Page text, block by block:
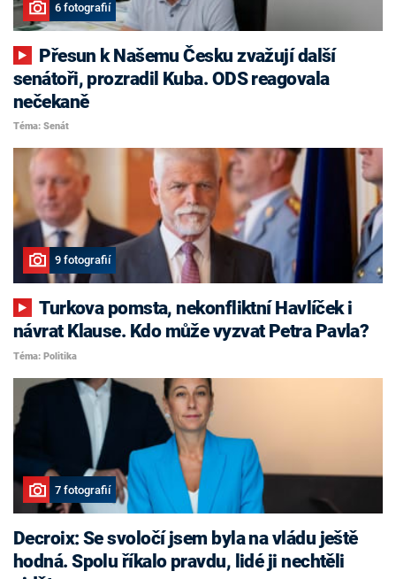
6 fotografií
senátoři, prozradil Kuba. ODS reagovala
nečekaně
Téma: Senát
9 fotografií
Turkova pomsta, nekonfliktní Havlíček i
návrat Klause. Kdo může vyzvat Petra Pavla?
Téma: Politika
7 fotografií
Decroix: Se svoločí jsem byla na vládu ještě
hodná. Spolu říkalo pravdu, lidé ji nechtěli